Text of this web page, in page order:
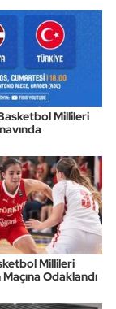
Millileri
Millileri
Odaklandı